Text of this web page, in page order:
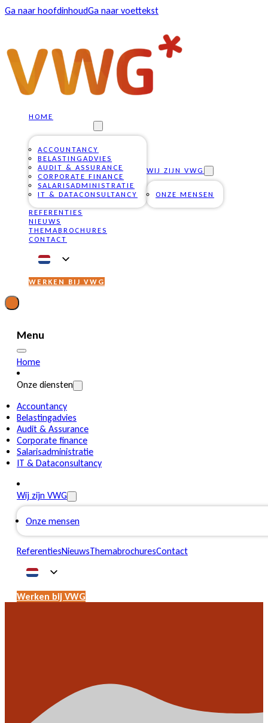
Ga naar hoofdinhoudGa naar voettekst
HOME
ACCOUNTANCY
BELASTINGADVIES
AUDIT & ASSURANCE
CORPORATE FINANCE
SALARISADMINISTRATIE
IT & DATACONSULTANCY
WIJ ZIJN VWG
ONZE MENSEN
REFERENTIES
NIEUWS
THEMABROCHURES
CONTACT
WERKEN BIJ VWG
Menu
Home
Onze diensten
Accountancy
Belastingadvies
Audit & Assurance
Corporate finance
Salarisadministratie
IT & Dataconsultancy
Wij zijn VWG
Onze mensen
ReferentiesNieuwsThemabrochuresContact
Werken bij VWG